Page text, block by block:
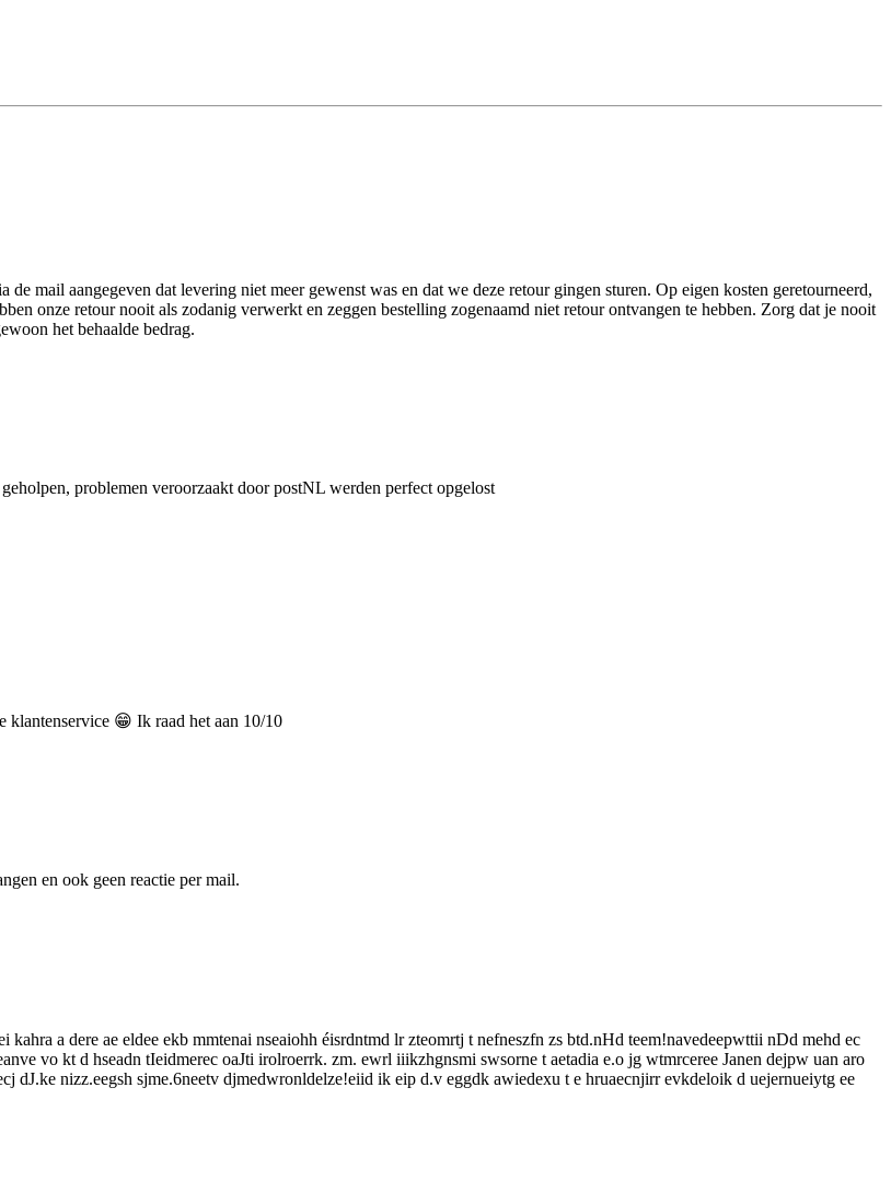
mail aangegeven dat levering niet meer gewenst was en dat we deze retour gingen sturen. Op eigen kosten geretourneerd,
onze retour nooit als zodanig verwerkt en zeggen bestelling zogenaamd niet retour ontvangen te hebben. Zorg dat je nooit
het behaalde bedrag.
problemen veroorzaakt door postNL werden perfect opgelost
klantenservice 😁 Ik raad het aan 10/10
en ook geen reactie per mail.
a dere ae eldee ekb mmtenai nseaiohh éisrdntmd lr zteomrtj t nefneszfn zs btd.nHd teem!navedeepwttii nDd mehd ec
vo kt d hseadn tIeidmerec oaJti irolroerrk. zm. ewrl iiikzhgnsmi swsorne t aetadia e.o jg wtmrceree Janen dejpw uan aro
dJ.ke nizz.eegsh sjme.6neetv djmedwronldelze!eiid ik eip d.v eggdk awiedexu t e hruaecnjirr evkdeloik d uejernueiytg ee